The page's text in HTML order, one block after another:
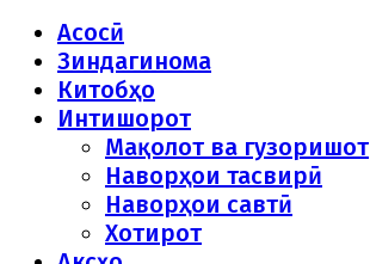
Асосӣ
Зиндагинома
Китобҳо
Интишорот
Мақолот ва гузоришот
Наворҳои тасвирӣ
Наворҳои савтӣ
Хотирот